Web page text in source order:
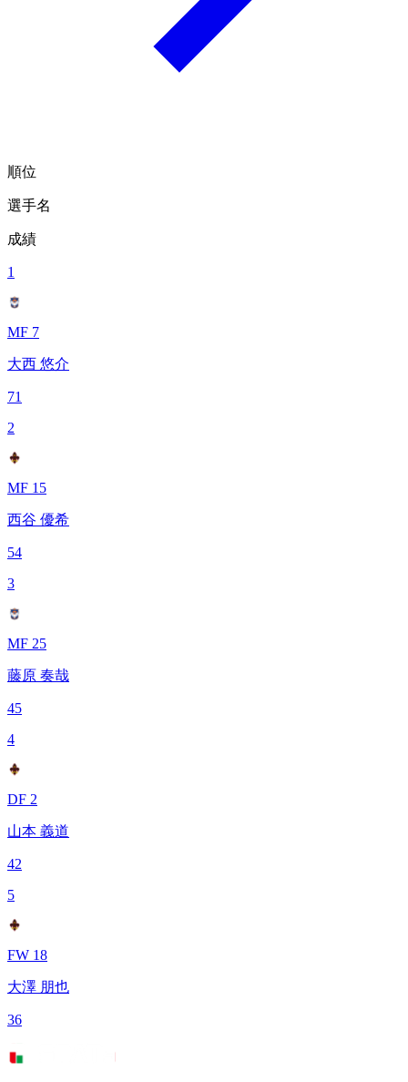
順位
選手名
成績
1
MF 7
大西 悠介
71
2
MF 15
西谷 優希
54
3
MF 25
藤原 奏哉
45
4
DF 2
山本 義道
42
5
FW 18
大澤 朋也
36